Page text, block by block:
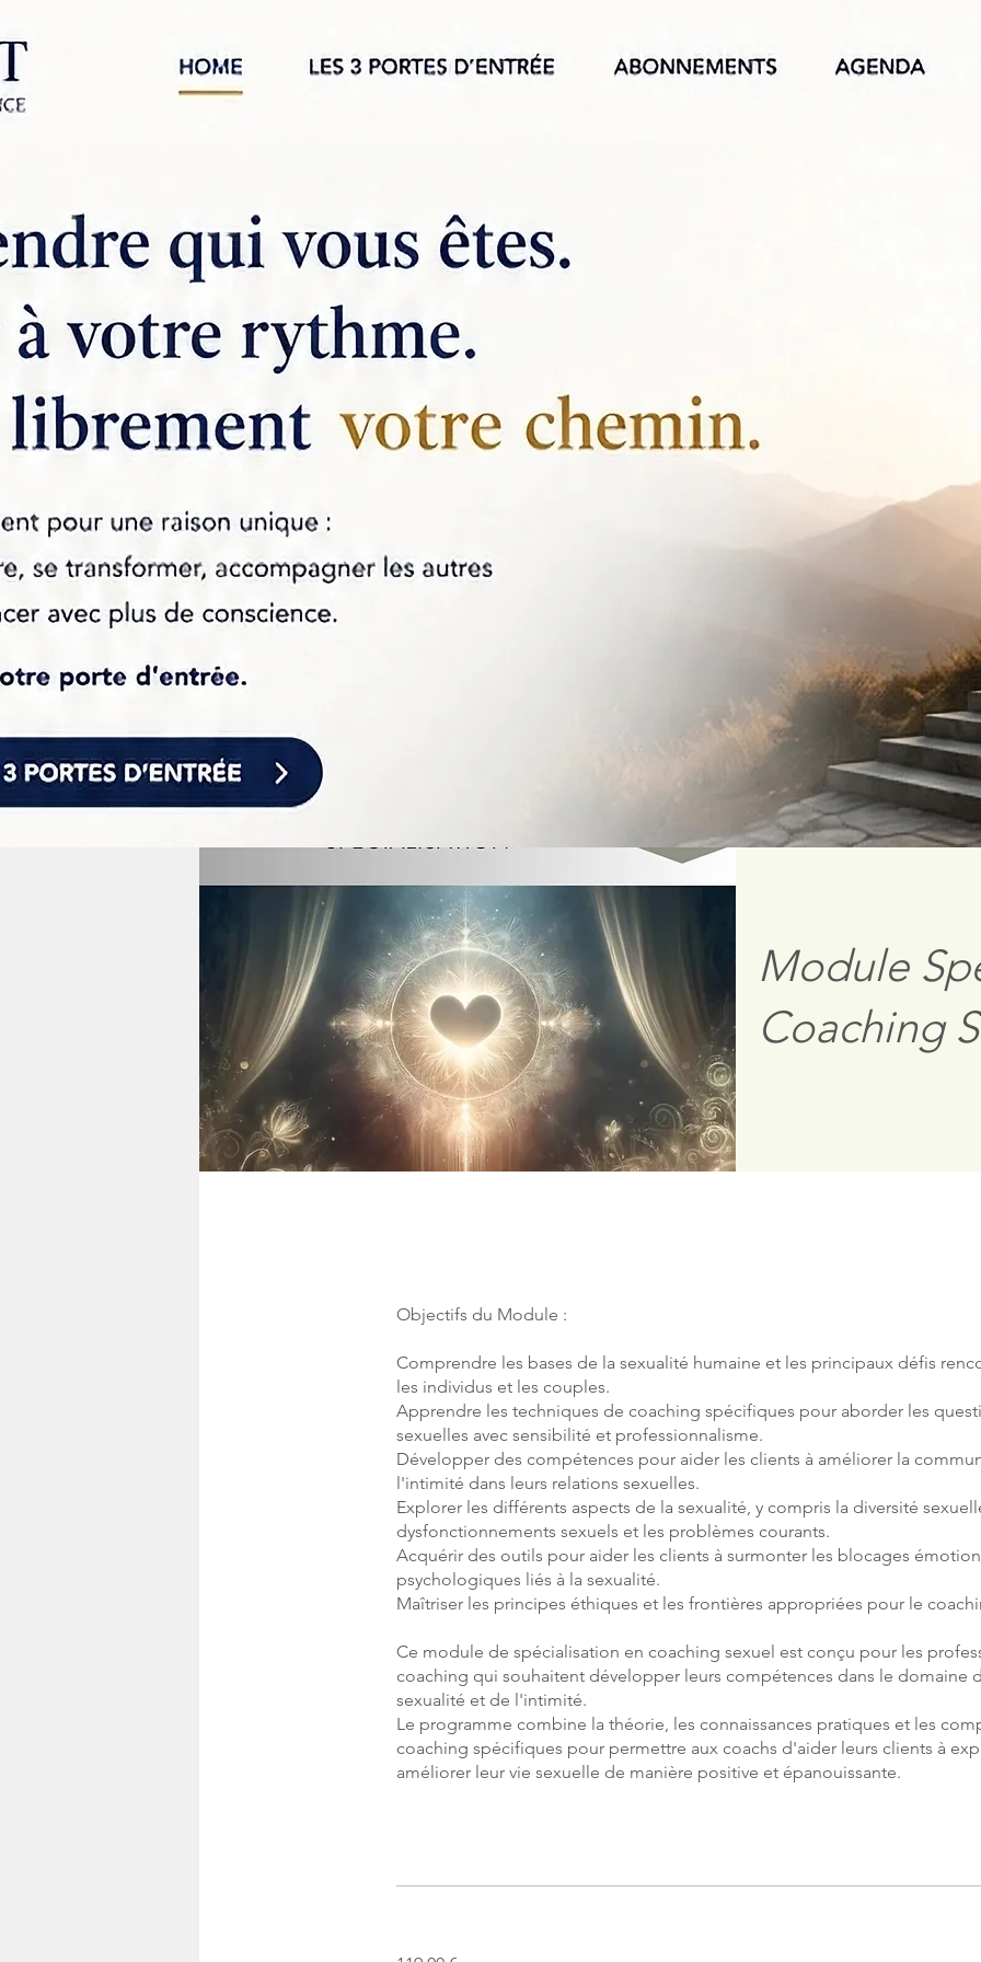
Module
Coaching
Objectifs du Module :
Comprendre les bases de la sexualité humaine et les principaux défis
les individus et les couples.
Apprendre les techniques de coaching spécifiques pour aborder les
sexuelles avec sensibilité et professionnalisme.
Développer des compétences pour aider les clients à améliorer la
l'intimité dans leurs relations sexuelles.
Explorer les différents aspects de la sexualité, y compris la diversité
dysfonctionnements sexuels et les problèmes courants.
Acquérir des outils pour aider les clients à surmonter les blocages
psychologiques liés à la sexualité.
Maîtriser les principes éthiques et les frontières appropriées pour le
Ce module de spécialisation en coaching sexuel est conçu pour les
coaching qui souhaitent développer leurs compétences dans le domaine
sexualité et de l'intimité.
Le programme combine la théorie, les connaissances pratiques et les
coaching spécifiques pour permettre aux coachs d'aider leurs clients à